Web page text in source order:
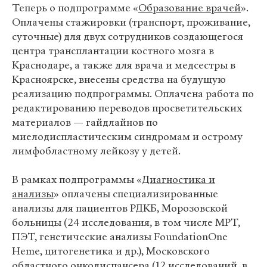
Теперь о подпрограмме «Образование врачей».
Оплачены стажировки (транспорт, проживание,
суточные) для двух сотрудников создающегося
центра трансплантации костного мозга в
Краснодаре, а также для врача и медсестры в
Красноярске, внесены средства на будущую
реализацию подпрограммы. Оплачена работа по
редактированию переводов просветительских
материалов — гайдлайнов по
миелодиспластическим синдромам и острому
лимфобластному лейкозу у детей.
В рамках подпрограммы «Диагностика и
анализы» оплачены специализированные
анализы для пациентов РДКБ, Морозовской
больницы (24 исследования, в том числе МРТ,
ПЭТ, генетические анализы FoundationOne
Heme, цитогенетика и др.), Московского